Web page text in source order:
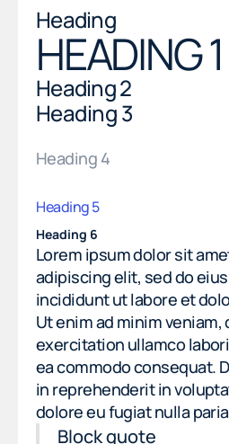
Heading
HEADING 1
Heading 2
Heading 3
Heading 4
Heading 5
Heading 6
Lorem ipsum dolor sit
adipiscing elit, sed do
incididunt ut labore et
Ut enim ad minim
exercitation ullamco
ea commodo consequat.
in reprehenderit in
dolore eu fugiat nulla
Block quote